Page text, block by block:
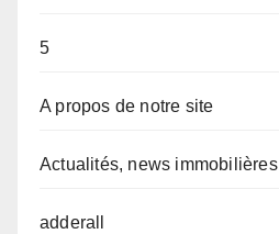
5
A propos de notre site
Actualités, news immobilières
adderall